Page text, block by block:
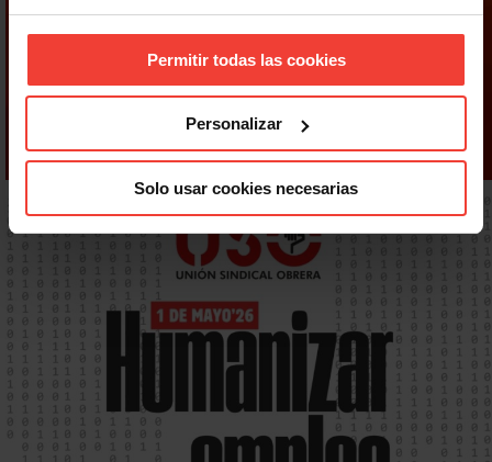
Permitir todas las cookies
Personalizar
Solo usar cookies necesarias